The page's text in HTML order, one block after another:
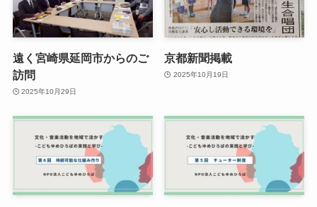
遠く宮崎県延岡市からのご
訪問
2025年10月29日
京都新聞掲載
2025年10月19日